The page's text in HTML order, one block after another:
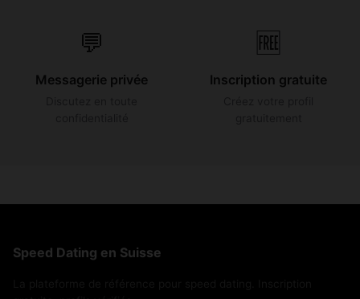
💬
Messagerie privée
🆓
Inscription gratuite
Speed Dating en Suisse